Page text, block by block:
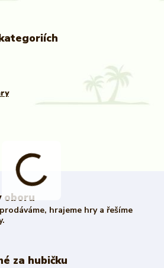
oboru
hrajeme hry a řešíme
za hubičku